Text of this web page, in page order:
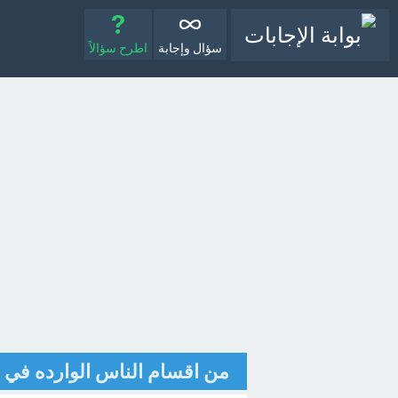
سؤال وإجابة اطرح سؤالاً
من اقسام الناس الوارده